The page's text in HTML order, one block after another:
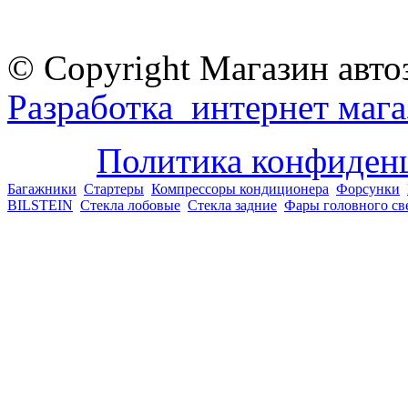
© Copyright Магазин
Разработка интернет
Политика
Багажники Стартеры Компрессоры кондиционера Форсунки
BILSTEIN Стекла лобовые Стекла задние Фары головного